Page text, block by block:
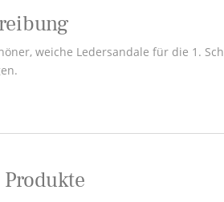
weiche Ledersandale für die 1.